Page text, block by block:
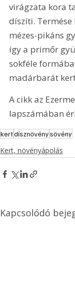
virágzata kora
díszíti.
mézes-pikáns
így a primőr
sokféle
madárbarát
A cikk az
lapszámában
kertdísznövénysövény
Kert, növényápolás
Kapcsolódó